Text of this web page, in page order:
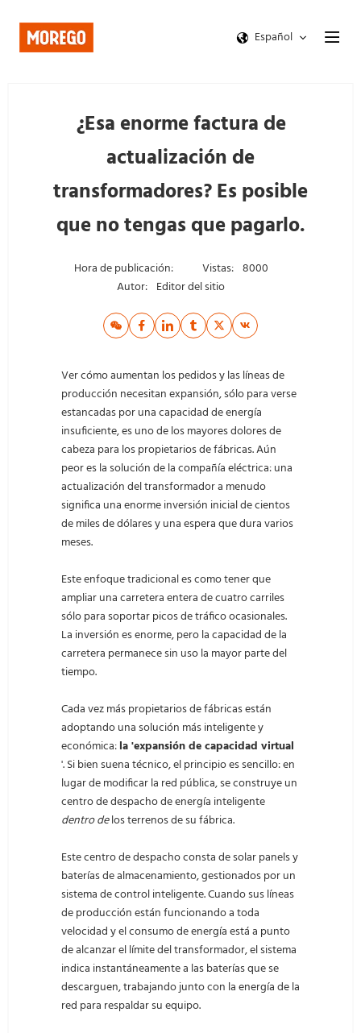
Español
¿Esa enorme factura de
actualización de
transformadores? Es posible
que no tengas que pagarlo.
Hora de publicación: Vistas: 8000
Autor: Editor del sitio
Ver cómo aumentan los pedidos y las líneas de
producción necesitan expansión, sólo para verse
estancadas por una capacidad de energía
insuficiente, es uno de los mayores dolores de
cabeza para los propietarios de fábricas. Aún
peor es la solución de la compañía eléctrica: una
actualización del transformador a menudo
significa una enorme inversión inicial de cientos
de miles de dólares y una espera que dura varios
meses.
Este enfoque tradicional es como tener que
ampliar una carretera entera de cuatro carriles
sólo para soportar picos de tráfico ocasionales.
La inversión es enorme, pero la capacidad de la
carretera permanece sin uso la mayor parte del
tiempo.
Cada vez más propietarios de fábricas están
adoptando una solución más inteligente y
económica:la 'expansión de capacidad virtual
'. Si bien suena técnico, el principio es sencillo: en
lugar de modificar la red pública, se construye un
centro de despacho de energía inteligente
dentro delos terrenos de su fábrica.
Este centro de despacho consta de solar panels y
baterías de almacenamiento, gestionados por un
sistema de control inteligente. Cuando sus líneas
de producción están funcionando a toda
velocidad y el consumo de energía está a punto
de alcanzar el límite del transformador, el sistema
indica instantáneamente a las baterías que se
descarguen, trabajando junto con la energía de la
red para respaldar su equipo.